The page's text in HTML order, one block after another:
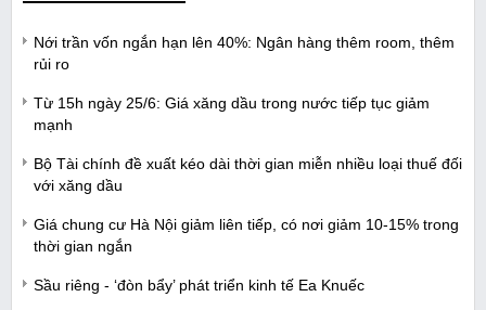
Nới trần vốn ngắn hạn lên 40%: Ngân hàng thêm room, thêm
rủi ro
Từ 15h ngày 25/6: Giá xăng dầu trong nước tiếp tục giảm
mạnh
Bộ Tài chính đề xuất kéo dài thời gian miễn nhiều loại thuế đối
với xăng dầu
Giá chung cư Hà Nội giảm liên tiếp, có nơi giảm 10-15% trong
thời gian ngắn
Sầu riêng - ‘đòn bẩy’ phát triển kinh tế Ea Knuếc